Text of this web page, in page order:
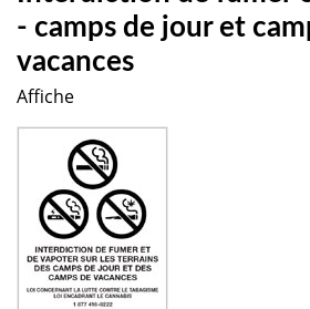
- camps de jour et
vacances
Affiche